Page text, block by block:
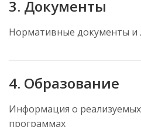
3. Документы
Нормативные документы и
4. Образование
Информация о
программах